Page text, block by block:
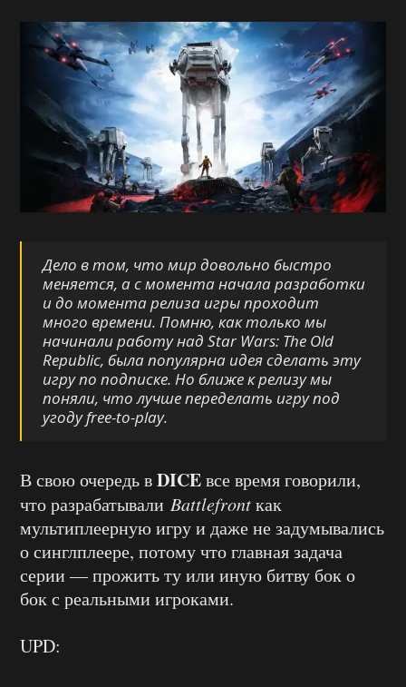
Дело в том, что мир довольно быстро
меняется, а с момента начала разработки
и до момента релиза игры проходит
много времени. Помню, как только мы
начинали работу над Star Wars: The Old
Republic, была популярна идея сделать эту
игру по подписке. Но ближе к релизу мы
поняли, что лучше переделать игру под
угоду free-to-play.
В свою очередь вDICEвсе время говорили,
что разрабатывали Battlefrontкак
мультиплеерную игру и даже не задумывались
о синглплеере, потому что главная задача
серии — прожить ту или иную битву бок о
бок с реальными игроками.
UPD: